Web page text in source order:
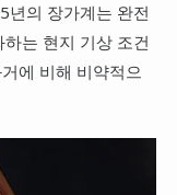
년의 장가계는 완전
는 현지 기상 조건
에 비해 비약적으